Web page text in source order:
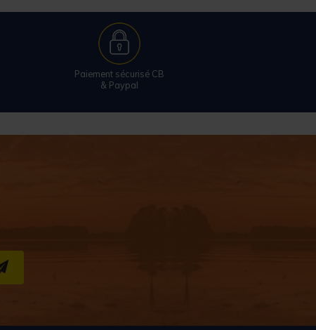
Paiement sécurisé CB
& Paypal
S''INSCRIRE